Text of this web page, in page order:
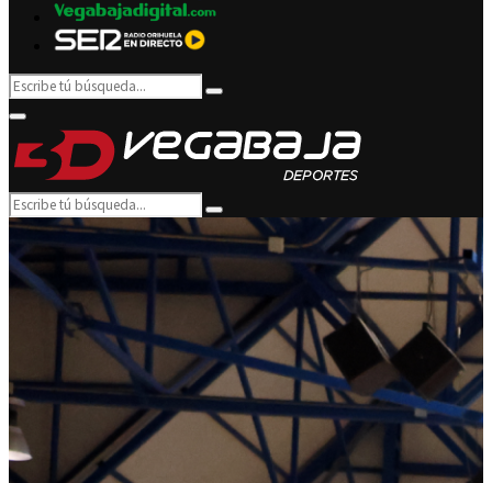
Search
for:
Search
Primary
Menu
Search
for:
Search